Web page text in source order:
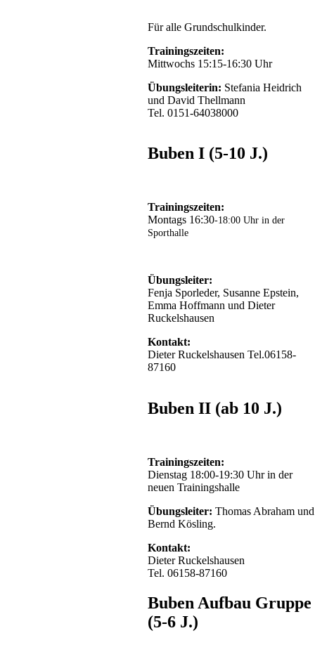
Für alle Grundschulkinder.
Trainingszeiten:
Mittwochs 15:15-16:30 Uhr
Übungsleiterin: Stefania Heidrich
und David Thellmann
Tel. 0151-64038000
Buben I (5-10 J.)
Trainingszeiten:
Montags 16:30-18:00 Uhr in der
Sporthalle
Übungsleiter:
Fenja Sporleder, Susanne Epstein,
Emma Hoffmann und Dieter
Ruckelshausen
Kontakt:
Dieter Ruckelshausen Tel.06158-
87160
Buben II (ab 10 J.)
Trainingszeiten:
Dienstag 18:00-19:30 Uhr in der
neuen Trainingshalle
Übungsleiter: Thomas Abraham und
Bernd Kösling.
Kontakt:
Dieter Ruckelshausen
Tel. 06158-87160
Buben Aufbau Gruppe
(5-6 J.)